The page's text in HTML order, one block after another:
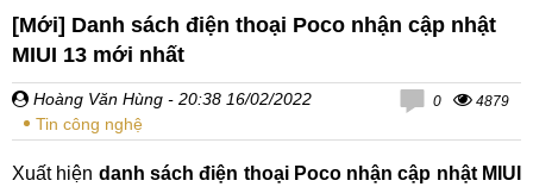
[Mới] Danh sách điện thoại Poco nhận cập nhật
MIUI 13 mới nhất
Hoàng Văn Hùng - 20:38 16/02/2022
Tin công nghệ
0 4879
Xuất hiện danh sách điện thoại Poco nhận cập nhật MIUI